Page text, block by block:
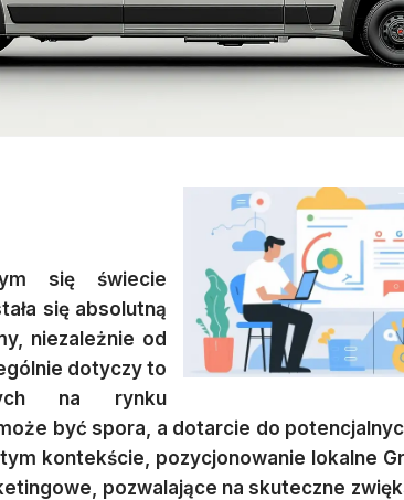
się świecie
się absolutną
niezależnie od
dotyczy to
na rynku
być spora, a dotarcie do
kontekście, pozycjonowanie lokalne
pozwalające na skuteczne